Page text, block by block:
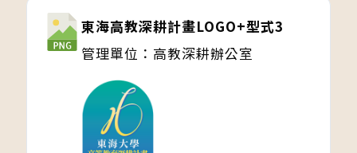
東海高教深耕計畫LOGO+型式3
管理單位：高教深耕辦公室